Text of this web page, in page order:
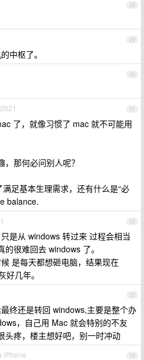
28
29
中枢了。
30
31
了，就像习惯了 mac 就不可能用
那何必问别人呢？
足基本生理需求，还有什么是“必
balance.
32
是从 windows 转过来 过程会相当
很难回去 windows 了。
是每天都想砸电脑，结果现在
几年。
33
终还是转回 windows,主要是整个办
，自己用 Mac 就会特别的不友
头疼，楼主想好吧，别一时冲动
34
iPhone